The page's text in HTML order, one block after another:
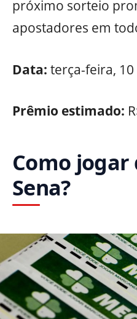
próximo sorteio
apostadores em
Data: terça-feira,
Prêmio estimado:
Como jogar
Sena?